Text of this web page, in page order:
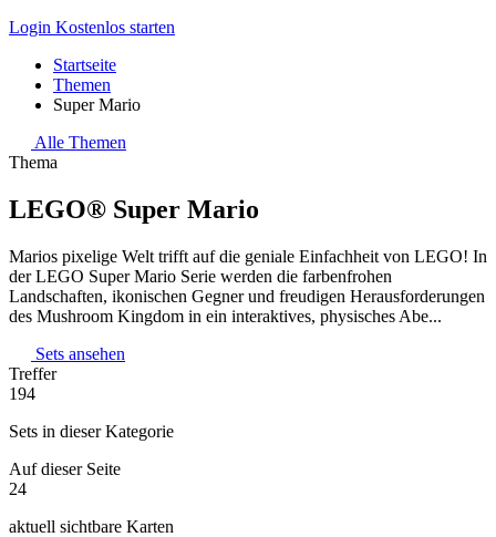
Login Kostenlos starten
Startseite
Themen
Super Mario
Alle Themen
Thema
LEGO® Super Mario
Marios pixelige Welt trifft auf die geniale Einfachheit von LEGO! In
der LEGO Super Mario Serie werden die farbenfrohen
Landschaften, ikonischen Gegner und freudigen Herausforderungen
des Mushroom Kingdom in ein interaktives, physisches Abe...
Sets ansehen
Treffer
194
Sets in dieser Kategorie
Auf dieser Seite
24
aktuell sichtbare Karten